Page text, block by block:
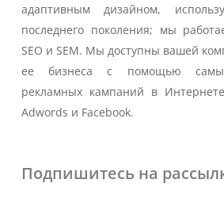
адаптивным дизайном,
последнего поколения; мы
SEO и SEM. Мы доступны вашей
ее бизнеса с помощью
рекламных кампаний в
Adwords и Facebook.
Подпишитесь на